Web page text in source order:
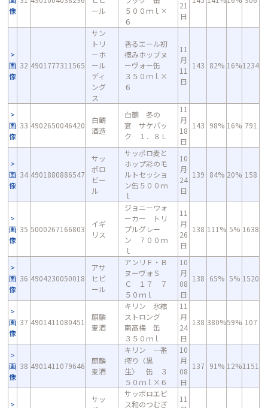
像
ール
５００ｍｌ×
６
21
日
画
像
32 4901777311565
サン
トリ
ーホ
ール
ディ
ング
ス
香るエール初
摘みホップヌ
ーヴォー缶
３５０ｍｌ×
６
11
月
11
日
143 82% 16%1234
画
像
33 4902650046420
白鶴
酒造
白鶴 冬の
宴 サケパッ
ク １．８Ｌ
11
月
18
日
143 98% 16% 791
画
像
34 4901880886547
サッ
ポロ
ビー
ル
サッポロ麦と
ホップ彩のモ
ルトセッショ
ン缶５００ｍ
ｌ
10
月
24
日
139 84% 20% 158
画
像
35 5000267166803
イギ
リス
ジョニーウォ
ーカー トリ
プルグレー
ン ７００ｍ
ｌ
11
月
26
日
138 111% 5% 1638
画
像
36 4904230050018
アサ
ヒビ
ール
アンリＦ・Ｂ
ヌーヴォＳ
Ｃ １７ ７
５０ｍｌ
10
月
08
日
138 65% 5% 1520
画
像
37 4901411080451
麒麟
麦酒
キリン 氷結
ストロング
南高梅 缶
３５０ｍｌ
11
月
24
日
138 380%59% 107
画
像
38 4901411079646
麒麟
麦酒
キリン 一番
搾り〈黒
生〉 缶 ３
５０ｍｌ×６
10
月
08
日
137 91% 12%1151
サッ
サッポロエビ
ス和のつむぎ
11